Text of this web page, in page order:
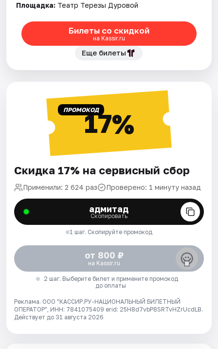
Площадка: Театр Терезы Дуровой
Билеты со скидкой
на Kassir.ru
Еще билеты
ПРОМОКОД17%
Скидка 17% на сервисный сбор
Применили: 2 624 раз Проверено: 1 минуту назад
адмитад
Скопировать
1 шаг. Скопируйте промокод
от 800 ₽
на Kassir.ru
2 шаг. Выберите билет и примените промокод
до оплаты
Реклама. ООО "КАССИР.РУ-НАЦИОНАЛЬНЫЙ БИЛЕТНЫЙ
ОПЕРАТОР", ИНН: 7841075409 erid: 25H8d7vbP8SRTvHZrUcdLB.
Действует до 31 августа 2026